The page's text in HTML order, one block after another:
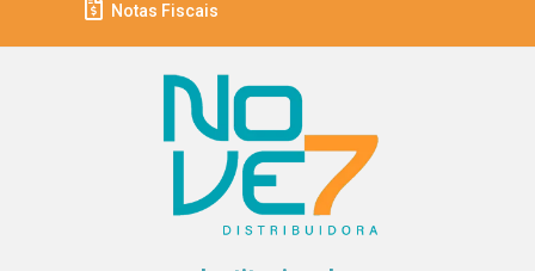
Notas Fiscais